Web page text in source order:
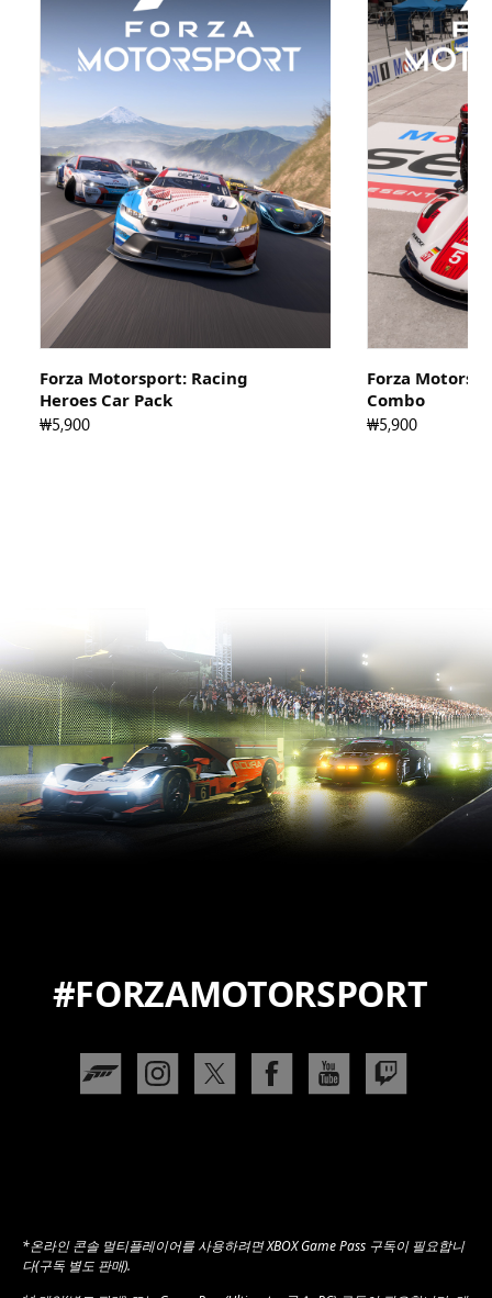
Forza Motorsport: Racing
Heroes Car Pack
₩5,900
Forza
Combo
₩5,900
#FORZAMOTORSPORT
*온라인 콘솔 멀티플레이어를 사용하려면 XBOX Game Pass 구독이 필요합니
다(구독 별도 판매).